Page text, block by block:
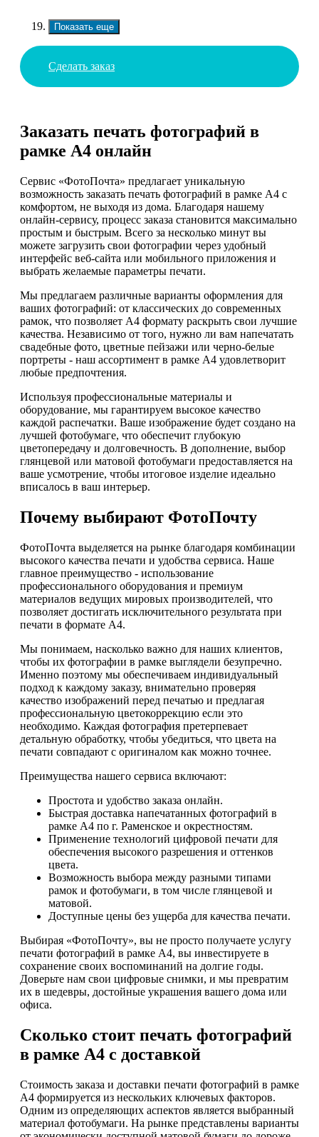
Показать еще
Сделать заказ
Заказать печать фотографий в
рамке А4 онлайн
Сервис «ФотоПочта» предлагает уникальную
возможность заказать печать фотографий в рамке А4 с
комфортом, не выходя из дома. Благодаря нашему
онлайн-сервису, процесс заказа становится максимально
простым и быстрым. Всего за несколько минут вы
можете загрузить свои фотографии через удобный
интерфейс веб-сайта или мобильного приложения и
выбрать желаемые параметры печати.
Мы предлагаем различные варианты оформления для
ваших фотографий: от классических до современных
рамок, что позволяет А4 формату раскрыть свои лучшие
качества. Независимо от того, нужно ли вам напечатать
свадебные фото, цветные пейзажи или черно-белые
портреты - наш ассортимент в рамке А4 удовлетворит
любые предпочтения.
Используя профессиональные материалы и
оборудование, мы гарантируем высокое качество
каждой распечатки. Ваше изображение будет создано на
лучшей фотобумаге, что обеспечит глубокую
цветопередачу и долговечность. В дополнение, выбор
глянцевой или матовой фотобумаги предоставляется на
ваше усмотрение, чтобы итоговое изделие идеально
вписалось в ваш интерьер.
Почему выбирают ФотоПочту
ФотоПочта выделяется на рынке благодаря комбинации
высокого качества печати и удобства сервиса. Наше
главное преимущество - использование
профессионального оборудования и премиум
материалов ведущих мировых производителей, что
позволяет достигать исключительного результата при
печати в формате А4.
Мы понимаем, насколько важно для наших клиентов,
чтобы их фотографии в рамке выглядели безупречно.
Именно поэтому мы обеспечиваем индивидуальный
подход к каждому заказу, внимательно проверяя
качество изображений перед печатью и предлагая
профессиональную цветокоррекцию если это
необходимо. Каждая фотография претерпевает
детальную обработку, чтобы убедиться, что цвета на
печати совпадают с оригиналом как можно точнее.
Преимущества нашего сервиса включают:
Простота и удобство заказа онлайн.
Быстрая доставка напечатанных фотографий в
рамке А4 по г. Раменское и окрестностям.
Применение технологий цифровой печати для
обеспечения высокого разрешения и оттенков
цвета.
Возможность выбора между разными типами
рамок и фотобумаги, в том числе глянцевой и
матовой.
Доступные цены без ущерба для качества печати.
Выбирая «ФотоПочту», вы не просто получаете услугу
печати фотографий в рамке А4, вы инвестируете в
сохранение своих воспоминаний на долгие годы.
Доверьте нам свои цифровые снимки, и мы превратим
их в шедевры, достойные украшения вашего дома или
офиса.
Сколько стоит печать фотографий
в рамке А4 с доставкой
Стоимость заказа и доставки печати фотографий в рамке
А4 формируется из нескольких ключевых факторов.
Одним из определяющих аспектов является выбранный
материал фотобумаги. На рынке представлены варианты